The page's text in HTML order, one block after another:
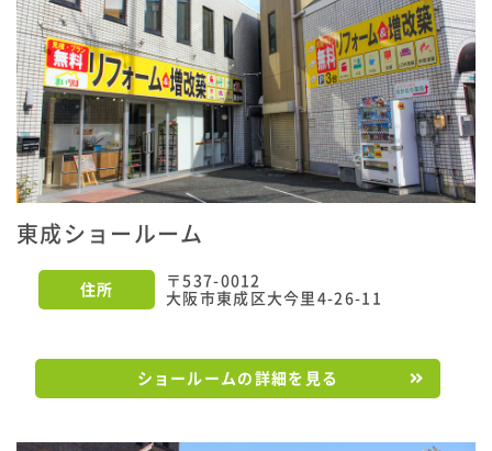
東成ショールーム
住所
〒537-0012
大阪市東成区大今里4-26-11
ショールームの詳細を見る